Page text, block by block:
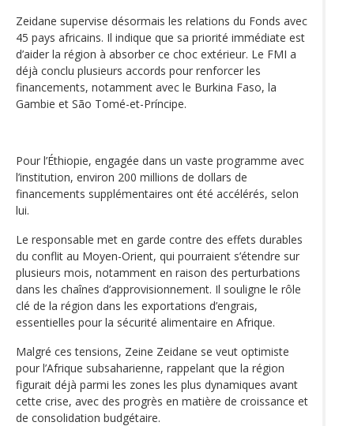
Zeidane supervise désormais les relations du Fonds avec
45 pays africains. Il indique que sa priorité immédiate est
d’aider la région à absorber ce choc extérieur. Le FMI a
déjà conclu plusieurs accords pour renforcer les
financements, notamment avec le Burkina Faso, la
Gambie et São Tomé-et-Príncipe.
Pour l’Éthiopie, engagée dans un vaste programme avec
l’institution, environ 200 millions de dollars de
financements supplémentaires ont été accélérés, selon
lui.
Le responsable met en garde contre des effets durables
du conflit au Moyen-Orient, qui pourraient s’étendre sur
plusieurs mois, notamment en raison des perturbations
dans les chaînes d’approvisionnement. Il souligne le rôle
clé de la région dans les exportations d’engrais,
essentielles pour la sécurité alimentaire en Afrique.
Malgré ces tensions, Zeine Zeidane se veut optimiste
pour l’Afrique subsaharienne, rappelant que la région
figurait déjà parmi les zones les plus dynamiques avant
cette crise, avec des progrès en matière de croissance et
de consolidation budgétaire.